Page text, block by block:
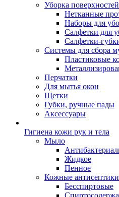
Уборка поверхностей
Нетканные
Наборы для
Салфетки для
Салфетки-
Системы для сбора
Пластиковые
Перчатки
Для мытья окон
Щетки
Губки, ручные пады
Аксессуары
Гигиена кожи рук и тела
Мыло
Жидкое
Пенное
Кожные антисептики
Бесспиртовые